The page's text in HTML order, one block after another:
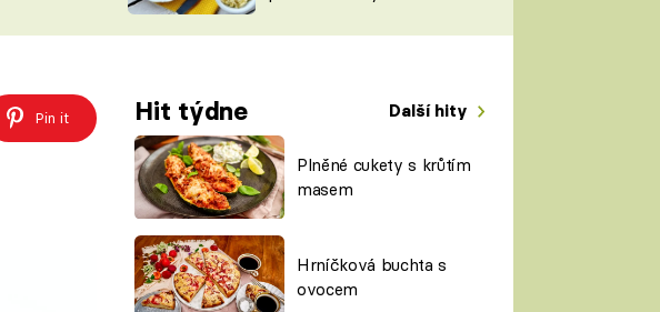
ŠÉFREDAKTORKY
ČASOPIS
Pin it Hit týdne Další hity
Plněné cukety s krůtím
masem
Hrníčková buchta s
ovocem